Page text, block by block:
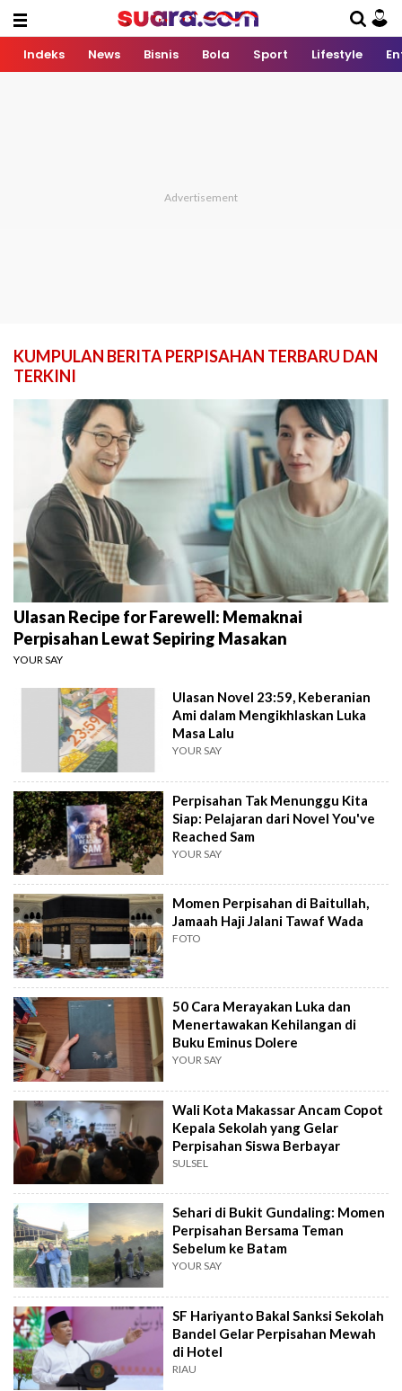
Indeks News Bisnis Bola Sport Lifestyle
KUMPULAN BERITA PERPISAHAN TERBARU DAN
TERKINI
Ulasan Recipe for Farewell: Memaknai
Perpisahan Lewat Sepiring Masakan
YOUR SAY
Ulasan Novel 23:59, Keberanian
Ami dalam Mengikhlaskan Luka
Masa Lalu
YOUR SAY
Perpisahan Tak Menunggu Kita
Siap: Pelajaran dari Novel You've
Reached Sam
YOUR SAY
Momen Perpisahan di Baitullah,
Jamaah Haji Jalani Tawaf Wada
FOTO
50 Cara Merayakan Luka dan
Menertawakan Kehilangan di
Buku Eminus Dolere
YOUR SAY
Wali Kota Makassar Ancam Copot
Kepala Sekolah yang Gelar
Perpisahan Siswa Berbayar
SULSEL
Sehari di Bukit Gundaling: Momen
Perpisahan Bersama Teman
Sebelum ke Batam
YOUR SAY
SF Hariyanto Bakal Sanksi Sekolah
Bandel Gelar Perpisahan Mewah
di Hotel
RIAU